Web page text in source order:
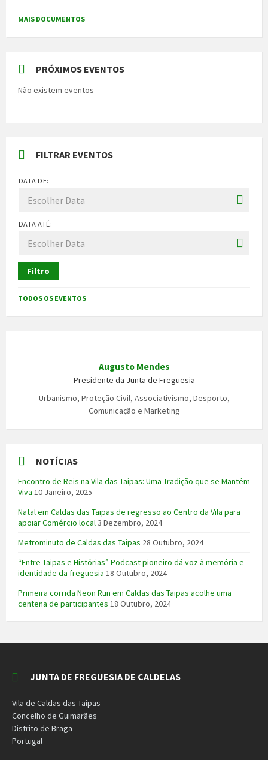
MAIS DOCUMENTOS
PRÓXIMOS EVENTOS
Não existem eventos
FILTRAR EVENTOS
DATA DE:
DATA ATÉ:
Filtro
TODOS OS EVENTOS
Augusto Mendes
Presidente da Junta de Freguesia
Urbanismo, Proteção Civil, Associativismo, Desporto,
Comunicação e Marketing
NOTÍCIAS
Encontro de Reis na Vila das Taipas: Uma Tradição que se Mantém
Viva 10 Janeiro, 2025
Natal em Caldas das Taipas de regresso ao Centro da Vila para
apoiar Comércio local3 Dezembro, 2024
Metrominuto de Caldas das Taipas 28 Outubro, 2024
“Entre Taipas e Histórias” Podcast pioneiro dá voz à memória e
identidade da freguesia 18 Outubro, 2024
Primeira corrida Neon Run em Caldas das Taipas acolhe uma
centena de participantes 18 Outubro, 2024
JUNTA DE FREGUESIA DE CALDELAS
Vila de Caldas das Taipas
Concelho de Guimarães
Distrito de Braga
Portugal